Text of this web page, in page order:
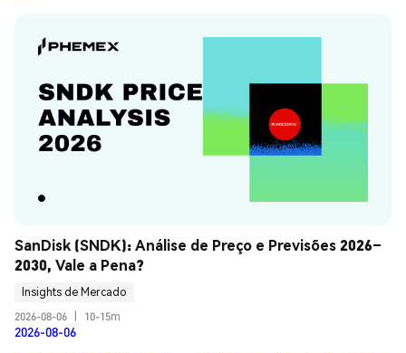
SanDisk (SNDK): Análise de Preço e Previsões 2026–
2030, Vale a Pena?
Insights de Mercado
2026-08-06
10-15m
2026-08-06